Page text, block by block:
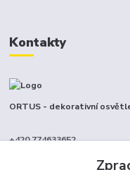
Kontakty
ORTUS - dekorativní
+420 774633652